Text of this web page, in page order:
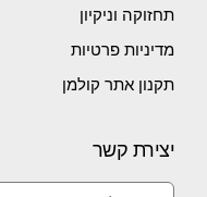
תחזוקה וניקיון
מדיניות פרטיות
תקנון אתר קולמן
יצירת קשר